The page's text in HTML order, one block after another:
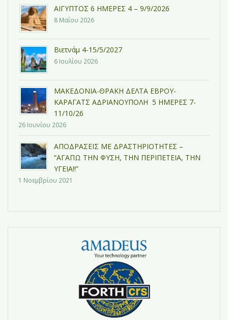
ΑΙΓΥΠΤΟΣ 6 ΗΜΕΡΕΣ 4 – 9/9/2026
8 Μαΐου 2026
Βιετνάμ 4-15/5/2027
6 Ιουλίου 2026
ΜΑΚΕΔΟΝΙΑ-ΘΡΑΚΗ ΔΕΛΤΑ ΕΒΡΟΥ-
ΚΑΡΑΓΑΤΣ ΑΔΡΙΑΝΟΥΠΟΛΗ 5 ΗΜΕΡΕΣ 7-
11/10/26
26 Ιουνίου 2026
ΑΠΟΔΡΑΣΕΙΣ ΜΕ ΔΡΑΣΤΗΡΙΟΤΗΤΕΣ –
“ΑΓΑΠΩ ΤΗΝ ΦΥΣΗ, ΤΗΝ ΠΕΡΙΠΕΤΕΙΑ, ΤΗΝ
ΥΓΕΙΑ!!”
1 Νοεμβρίου 2021